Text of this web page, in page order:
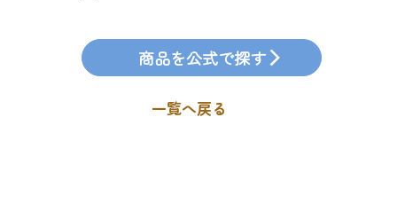
商品を公式で探す
一覧へ戻る